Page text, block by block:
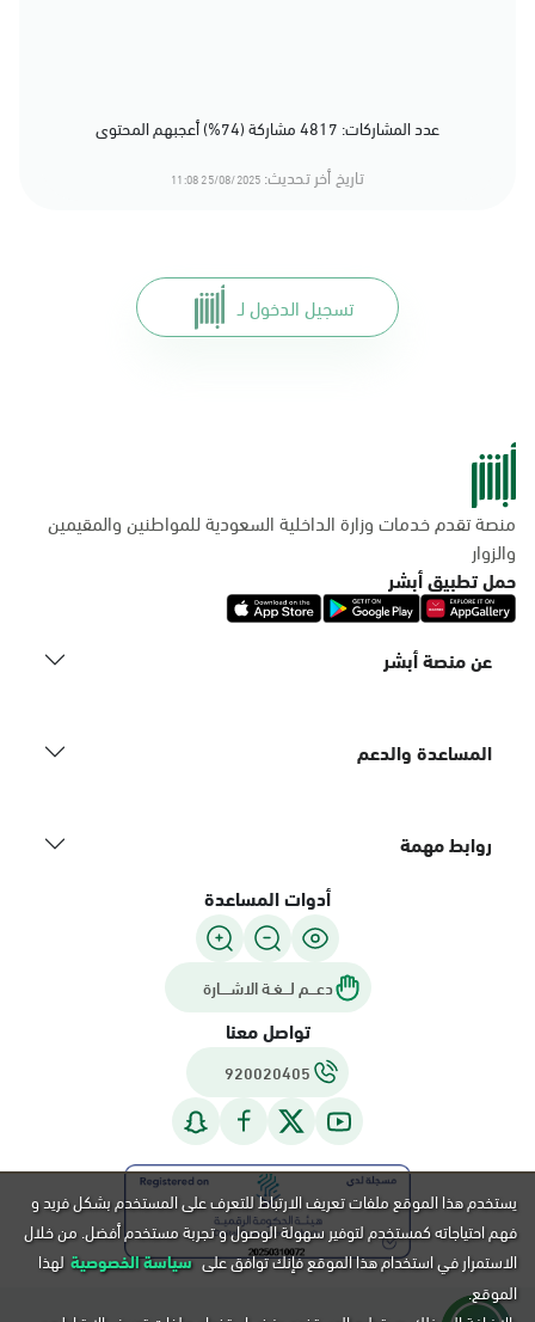
عدد المشاركات: 4817 مشاركة (74%) أعجبهم المحتوى
تاريخ أخر تحديث: 25/08/2025 11:08
تسجيل الدخول لـ
منصة تقدم خدمات وزارة الداخلية السعودية للمواطنين والمقيمين
والزوار
حمل تطبيق أبشر
عن منصة أبشر
المساعدة والدعم
روابط مهمة
أدوات المساعدة
دعـــم لـــغـة الاشــــارة
تواصل معنا
920020405
يستخدم هذا الموقع ملفات تعريف الارتباط للتعرف على المستخدم بشكل فريد و
فهم احتياجاته كمستخدم لتوفير سهولة الوصول و تجربة مستخدم أفضل. من خلال
الاستمرار في استخدام هذا الموقع فإنك توافق على سياسة الخصوصية لهذا
الموقع.